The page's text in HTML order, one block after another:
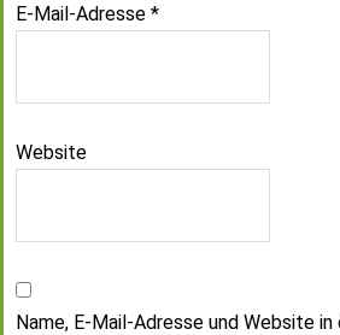
E-Mail-Adresse *
Website
Name, E-Mail-Adresse und Website